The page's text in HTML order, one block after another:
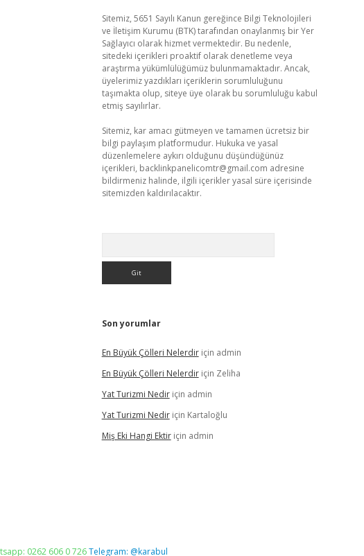
Sitemiz, 5651 Sayılı Kanun gereğince Bilgi Teknolojileri
ve İletişim Kurumu (BTK) tarafından onaylanmış bir Yer
Sağlayıcı olarak hizmet vermektedir. Bu nedenle,
sitedeki içerikleri proaktif olarak denetleme veya
araştırma yükümlülüğümüz bulunmamaktadır. Ancak,
üyelerimiz yazdıkları içeriklerin sorumluluğunu
taşımakta olup, siteye üye olarak bu sorumluluğu kabul
etmiş sayılırlar.
Sitemiz, kar amacı gütmeyen ve tamamen ücretsiz bir
bilgi paylaşım platformudur. Hukuka ve yasal
düzenlemelere aykırı olduğunu düşündüğünüz
içerikleri, backlinkpanelicomtr@gmail.com adresine
bildirmeniz halinde, ilgili içerikler yasal süre içerisinde
sitemizden kaldırılacaktır.
Son yorumlar
En Büyük Çölleri Nelerdiriçin admin
En Büyük Çölleri Nelerdiriçin Zeliha
Yat Turizmi Nediriçin admin
Yat Turizmi Nediriçin Kartaloğlu
Miş Eki Hangi Ektiriçin admin
0262 606 0 726Telegram: @karabul